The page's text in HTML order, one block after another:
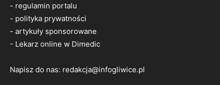
- regulamin portalu
- polityka prywatności
- artykuły sponsorowane
- Lekarz online w Dimedic
Napisz do nas: redakcja@infogliwice.pl